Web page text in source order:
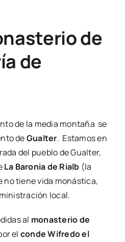
de
de
de la media montaña se
deGualter. Estamos en
del pueblo de Gualter,
La Baronia de Rialb (la
tiene vida monástica,
local.
al monasterio de
el conde Wifredo el